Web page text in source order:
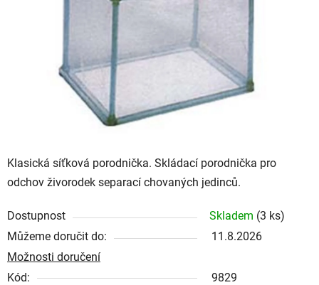
Klasická síťková porodnička. Skládací porodnička pro
odchov živorodek separací chovaných jedinců.
Dostupnost Skladem (3 ks)
Můžeme doručit do:
11.8.2026
Možnosti doručení
Kód:
9829